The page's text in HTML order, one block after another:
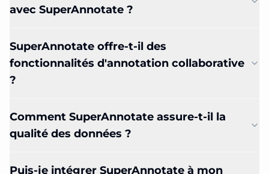
avec SuperAnnotate ?
SuperAnnotate offre-t-il des
fonctionnalités d'annotation collaborative
?
Comment SuperAnnotate assure-t-il la
qualité des données ?
Puis-je intégrer SuperAnnotate à mon